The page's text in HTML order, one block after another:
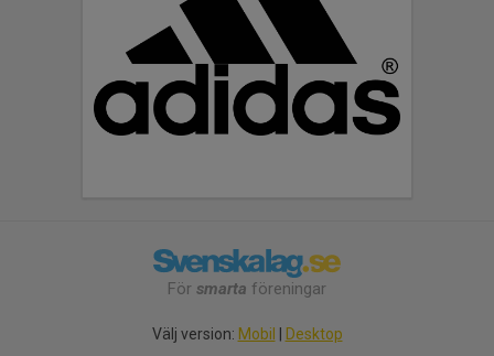
För smarta föreningar
Välj version: Mobil Desktop